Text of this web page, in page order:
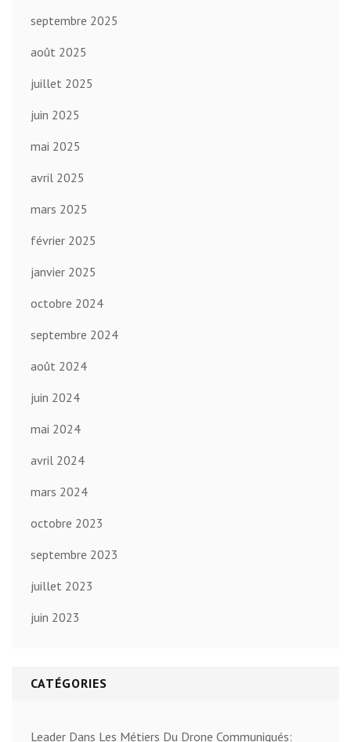
septembre 2025
août 2025
juillet 2025
juin 2025
mai 2025
avril 2025
mars 2025
février 2025
janvier 2025
octobre 2024
septembre 2024
août 2024
juin 2024
mai 2024
avril 2024
mars 2024
octobre 2023
septembre 2023
juillet 2023
juin 2023
CATÉGORIES
Leader Dans Les Métiers Du Drone Communiqués: